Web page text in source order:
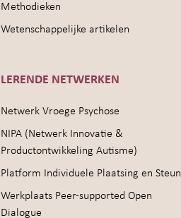
Methodieken
Wetenschappelijke artikelen
LERENDE NETWERKEN
Netwerk Vroege Psychose
NIPA (Netwerk Innovatie &
Productontwikkeling Autisme)
Platform Individuele Plaatsing en Steun
Werkplaats Peer-supported Open
Dialogue